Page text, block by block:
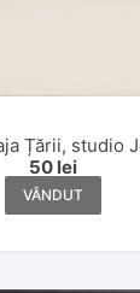
Țării, studio
50 lei
VÂNDUT